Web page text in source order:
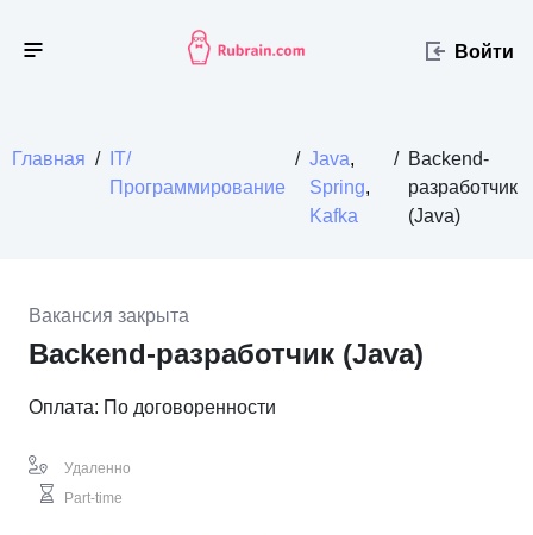
Войти
Главная /
IT/
Программирование
/ Java,
Spring,
Kafka
/ Backend-
разработчик
(Java)
Backend-разработчик (Java)
Вакансия закрыта
Оплата: По договоренности
Удаленно
Part-time